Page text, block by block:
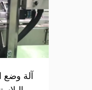
آلة وضع